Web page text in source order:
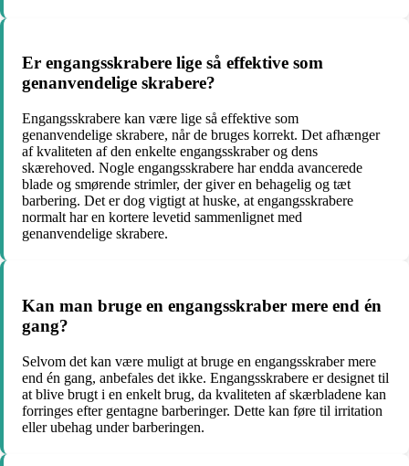
Er engangsskrabere lige så effektive som
genanvendelige skrabere?
Engangsskrabere kan være lige så effektive som
genanvendelige skrabere, når de bruges korrekt. Det afhænger
af kvaliteten af ​​den enkelte engangsskraber og dens
skærehoved. Nogle engangsskrabere har endda avancerede
blade og smørende strimler, der giver en behagelig og tæt
barbering. Det er dog vigtigt at huske, at engangsskrabere
normalt har en kortere levetid sammenlignet med
genanvendelige skrabere.
Kan man bruge en engangsskraber mere end én
gang?
Selvom det kan være muligt at bruge en engangsskraber mere
end én gang, anbefales det ikke. Engangsskrabere er designet til
at blive brugt i en enkelt brug, da kvaliteten af ​​skærbladene kan
forringes efter gentagne barberinger. Dette kan føre til irritation
eller ubehag under barberingen.